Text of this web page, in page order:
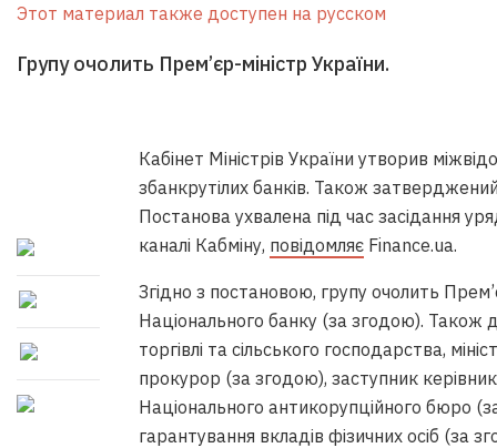
Этот материал также доступен на русском
Групу очолить Прем’єр-міністр України.
Кабінет Міністрів України утворив
збанкрутілих банків. Також
Постанова ухвалена під час засідання
каналі Кабміну, повідомляє Finance.ua.
Згідно з постановою, групу очолить
Національного банку (за згодою). Також
торгівлі та сільського господарства,
прокурор (за згодою), заступник
Національного антикорупційного бюро
гарантування вкладів фізичних осіб (за